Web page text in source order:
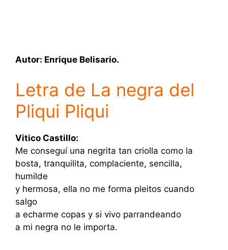
Autor: Enrique Belisario.
Letra de La negra del
Pliqui Pliqui
Vitico Castillo:
Me conseguí una negrita tan criolla como la
bosta, tranquilita, complaciente, sencilla,
humilde
y hermosa, ella no me forma pleitos cuando
salgo
a echarme copas y si vivo parrandeando
a mi negra no le importa.